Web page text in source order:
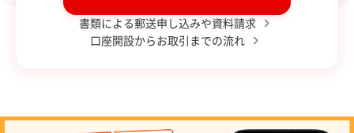
書類による郵送申し込みや資料請求
口座開設からお取引までの流れ